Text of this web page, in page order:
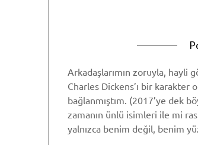
Arkadaşlarımın zoruyla, hayli
Charles Dickens’ı bir karakter
bağlanmıştım. (2017’ye dek
zamanın ünlü isimleri ile mi
yalnızca benim değil, benim